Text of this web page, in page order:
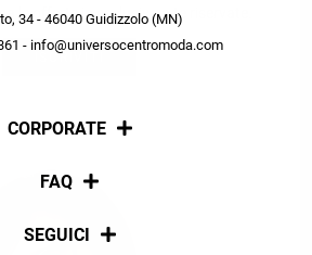
34 - 46040 Guidizzolo (MN)
- info@universocentromoda.com
CORPORATE
Chi siamo
FAQ
Pagamenti
SEGUICI
le offerte in esclusiva a te riservate.
ISCRIVITI